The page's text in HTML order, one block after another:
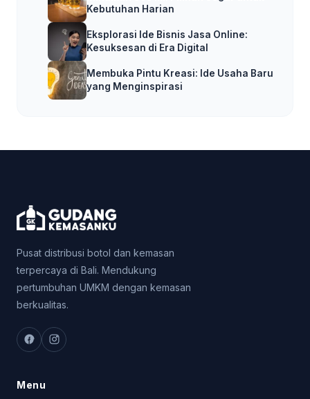
Kebutuhan Harian
Eksplorasi Ide Bisnis Jasa Online:
Kesuksesan di Era Digital
Membuka Pintu Kreasi: Ide Usaha Baru
yang Menginspirasi
Pusat distribusi botol dan kemasan
terpercaya di Bali. Mendukung
pertumbuhan UMKM dengan kemasan
berkualitas.
Menu